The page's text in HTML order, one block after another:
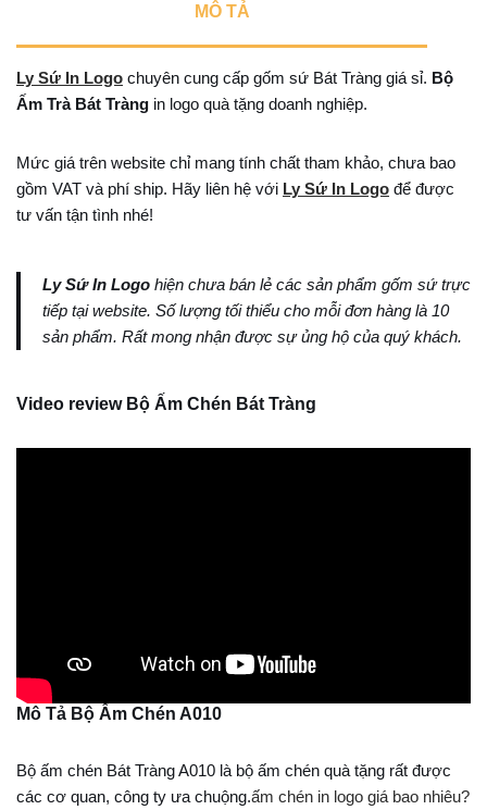
MÔ TẢ
Ly Sứ In Logo chuyên cung cấp gốm sứ Bát Tràng giá sỉ. Bộ
Ấm Trà Bát Tràng in logo quà tặng doanh nghiệp.
Mức giá trên website chỉ mang tính chất tham khảo, chưa bao
gồm VAT và phí ship. Hãy liên hệ với Ly Sứ In Logo để được
tư vấn tận tình nhé!
Ly Sứ In Logo hiện chưa bán lẻ các sản phẩm gốm sứ trực
tiếp tại website. Số lượng tối thiểu cho mỗi đơn hàng là 10
sản phẩm. Rất mong nhận được sự ủng hộ của quý khách.
Video review Bộ Ấm Chén Bát Tràng
Mô Tả Bộ Ấm Chén A010
Bộ ấm chén Bát Tràng A010 là bộ ấm chén quà tặng rất được
các cơ quan, công ty ưa chuộng.ấm chén in logo giá bao nhiêu?